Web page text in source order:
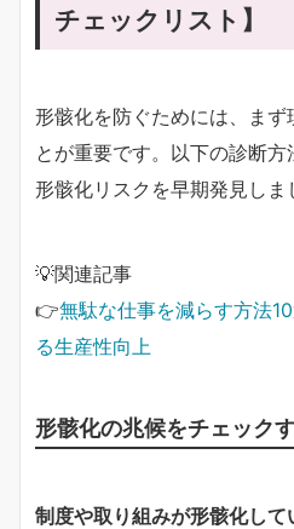
チェックリスト】
形骸化を防ぐためには、まず
とが重要です。以下の診断
形骸化リスクを早期発見しま
💡関連記事
👉無駄な仕事を減らす方法
る生産性向上
形骸化の兆候をチェック
制度や取り組みが形骸化し